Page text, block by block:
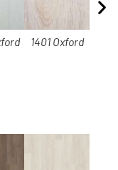
1401 Oxford